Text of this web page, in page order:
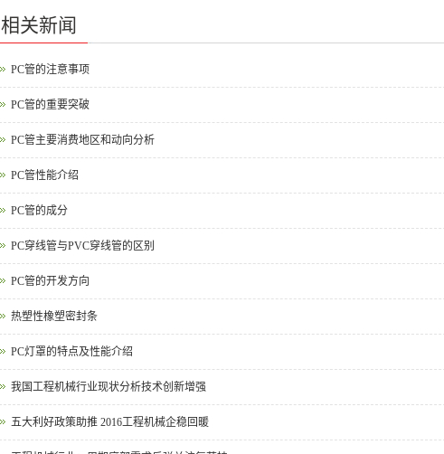
相关新闻
PC管的注意事项
PC管的重要突破
PC管主要消费地区和动向分析
PC管性能介绍
PC管的成分
PC穿线管与PVC穿线管的区别
PC管的开发方向
热塑性橡塑密封条
PC灯罩的特点及性能介绍
我国工程机械行业现状分析技术创新增强
五大利好政策助推 2016工程机械企稳回暖